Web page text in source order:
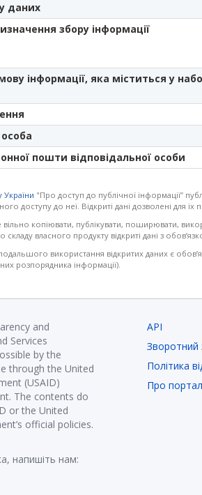
даних
збору інформації
інформації, яка міститься у
пошти відповідальної особи
України "Про доступ до публічної інформації”
доступу до неї. Відкриті дані дозволені для
копіювати, публікувати, поширювати,
власного продукту відкриті дані з
використання відкритих даних є
розпорядника інформації).
and
Services
by the
through the United
(USAID)
The contents do
or the United
official policies.
напишіть нам:
API
Зворотний
Політика
Про портал